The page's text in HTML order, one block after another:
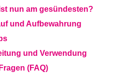
nun am gesündesten?
und Aufbewahrung
und Verwendung
(FAQ)